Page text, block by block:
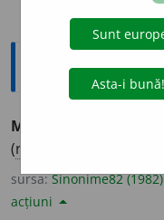
Sinonime
MUGUR
(reg.
sursa:Sinonime82 (1982)
acțiuni